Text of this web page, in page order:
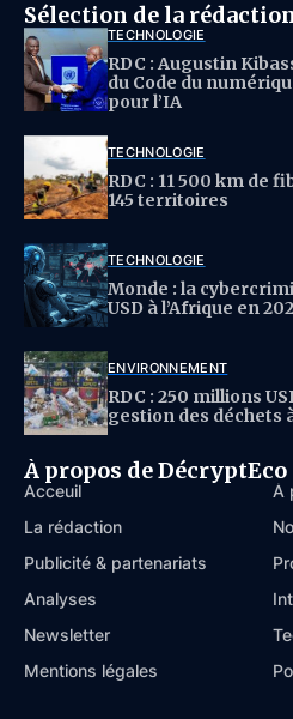
Sélection de la
TECHNOLOGIE
RDC : Augustin
du Code du
pour l’IA
TECHNOLOGIE
RDC : 11 500 km de
145 territoires
TECHNOLOGIE
Monde : la
USD à l’Afrique en
ENVIRONNEMENT
RDC : 250 millions
gestion des déchets
À propos de DécryptEco
Acceuil
À
La rédaction
Publicité & partenariats
Analyses
Newsletter
Mentions légales